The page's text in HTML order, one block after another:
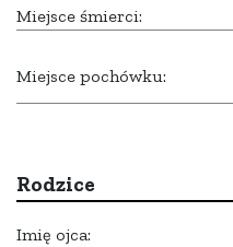
Miejsce śmierci:
Miejsce pochówku:
Rodzice
Imię ojca: